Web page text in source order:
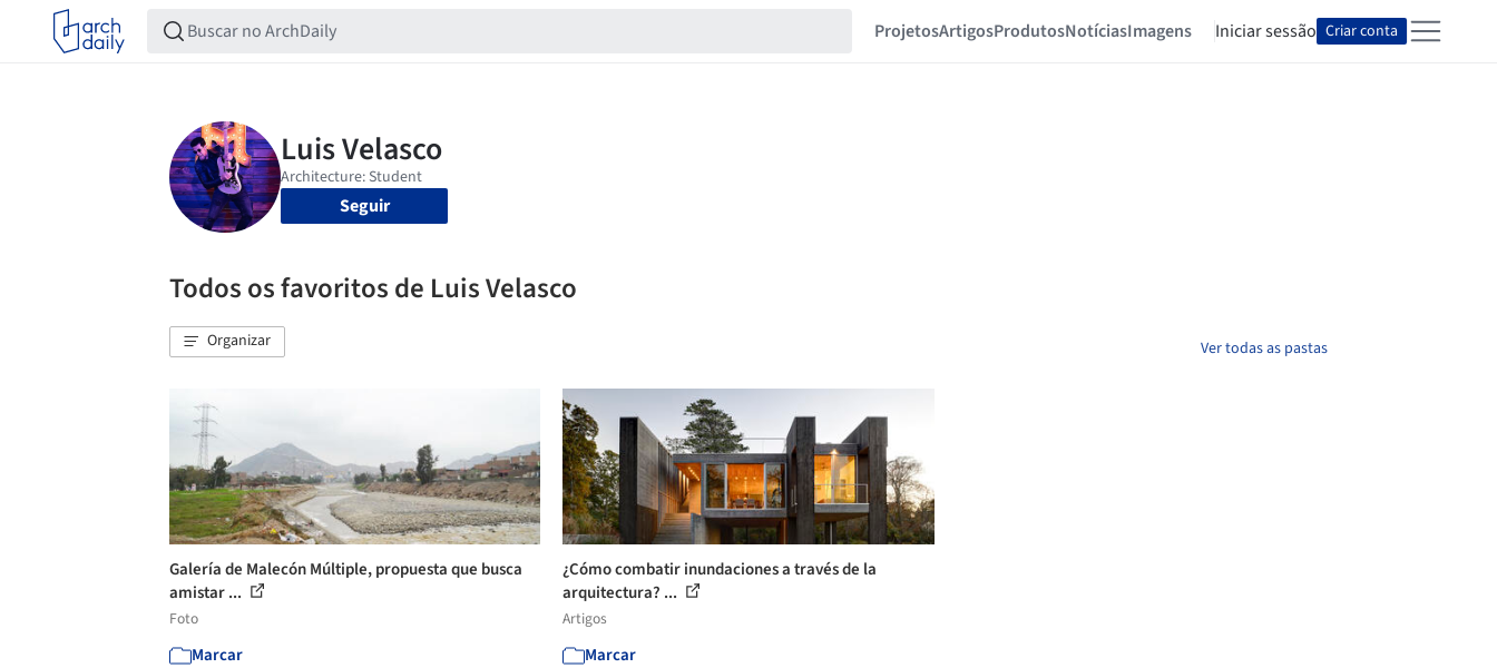
ProjetosArtigosProdutosNotíciasImagens Iniciar sessão Criar conta
Seguir
Todos os favoritos de Luis Velasco
Organizar Ver todas as pastas
Galería de Malecón Múltiple, propuesta que busca
amistar ...
Foto
Marcar
¿Cómo combatir inundaciones a través de la
arquitectura? ...
Artigos
Marcar